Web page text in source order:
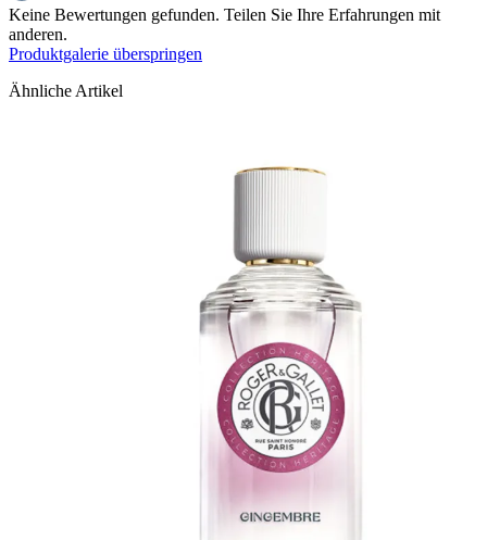
Keine Bewertungen gefunden. Teilen Sie Ihre Erfahrungen mit
anderen.
Produktgalerie überspringen
Ähnliche Artikel